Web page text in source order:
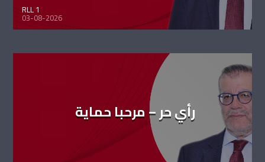
RLL 1
03-08-2026
رأي حر – مرحبا حماية